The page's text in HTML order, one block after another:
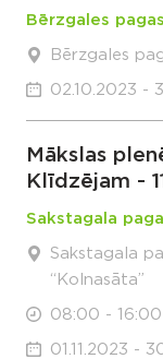
Bērzgales
Bērzgales
02.10.2023 -
Mākslas
Klīdzējam -
Sakstagala
Sakstagala
“Kolnasāta”
08:00 - 16:00
01.11.2023 -